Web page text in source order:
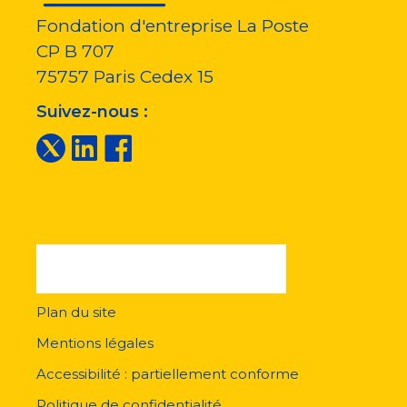
Fondation d'entreprise La Poste
CP B 707
75757 Paris Cedex 15
Suivez-nous :
pied
page
Plan du site
Mentions légales
Accessibilité : partiellement conforme